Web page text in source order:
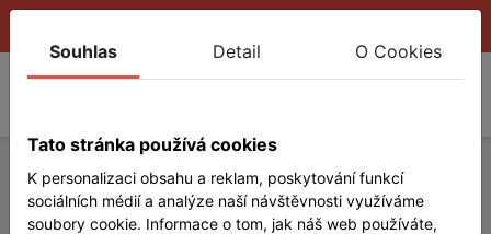
Souhlas Detail O Cookies
Tato stránka používá cookies
K personalizaci obsahu a reklam, poskytování funkcí
sociálních médií a analýze naší návštěvnosti využíváme
soubory cookie. Informace o tom, jak náš web používáte,